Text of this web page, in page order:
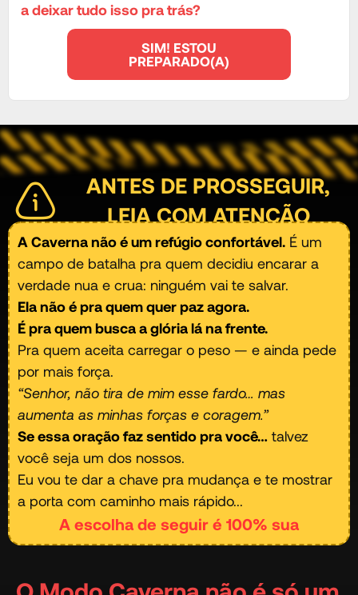
a deixar tudo isso pra trás?
SIM! ESTOU
PREPARADO(A)
ANTES DE PROSSEGUIR,
LEIA COM ATENÇÃO
A Caverna não é um refúgio confortável. É um
campo de batalha pra quem decidiu encarar a
verdade nua e crua: ninguém vai te salvar.
Ela não é pra quem quer paz agora.
É pra quem busca a glória lá na frente.
Pra quem aceita carregar o peso — e ainda pede
por mais força.
“Senhor, não tira de mim esse fardo… mas
aumenta as minhas forças e coragem.”
Se essa oração faz sentido pra você… talvez
você seja um dos nossos.
Eu vou te dar a chave pra mudança e te mostrar
a porta com caminho mais rápido...
A escolha de seguir é 100% sua